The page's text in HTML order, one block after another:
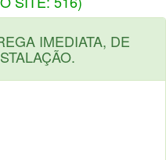
IMEDIATA, DE